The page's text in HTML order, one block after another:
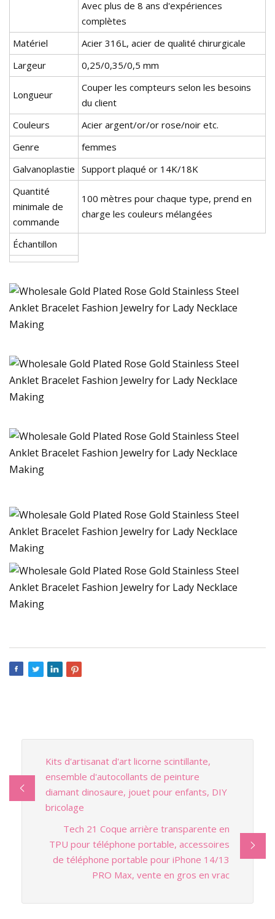
Avec plus de 8 ans d'expériences
complètes
Matériel
Acier 316L, acier de qualité chirurgicale
Largeur
0,25/0,35/0,5 mm
Longueur
Couper les compteurs selon les besoins
du client
Couleurs
Acier argent/or/or rose/noir etc.
Genre
femmes
Galvanoplastie Support plaqué or 14K/18K
Quantité
minimale de
commande
100 mètres pour chaque type, prend en
charge les couleurs mélangées
Échantillon
Kits d'artisanat d'art licorne scintillante,
ensemble d'autocollants de peinture
diamant dinosaure, jouet pour enfants, DIY
bricolage
Tech 21 Coque arrière transparente en
TPU pour téléphone portable, accessoires
de téléphone portable pour iPhone 14/13
PRO Max, vente en gros en vrac